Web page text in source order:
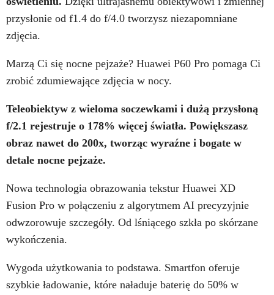
przysłonie od f1.4 do f/4.0 tworzysz niezapomniane
zdjęcia.
Marzą Ci się nocne pejzaże? Huawei P60 Pro pomaga Ci
zrobić zdumiewające zdjęcia w nocy.
Teleobiektyw z wieloma soczewkami i dużą przysłoną
f/2.1 rejestruje o 178% więcej światła. Powiększasz
obraz nawet do 200x, tworząc wyraźne i bogate w
detale nocne pejzaże.
Nowa technologia obrazowania tekstur Huawei XD
Fusion Pro w połączeniu z algorytmem AI precyzyjnie
odwzorowuje szczegóły. Od lśniącego szkła po skórzane
wykończenia.
Wygoda użytkowania to podstawa. Smartfon oferuje
szybkie ładowanie, które naładuje baterię do 50% w